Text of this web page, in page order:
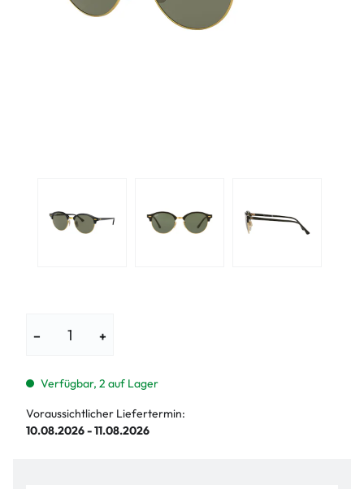
− +
Verfügbar, 2 auf Lager
Voraussichtlicher Liefertermin:
10.08.2026 - 11.08.2026